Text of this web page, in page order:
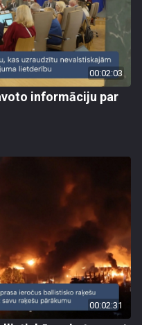
00:02:03
informāciju par
00:02:31